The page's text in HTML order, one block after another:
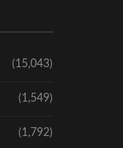
(15,043)
(1,549)
(1,792)